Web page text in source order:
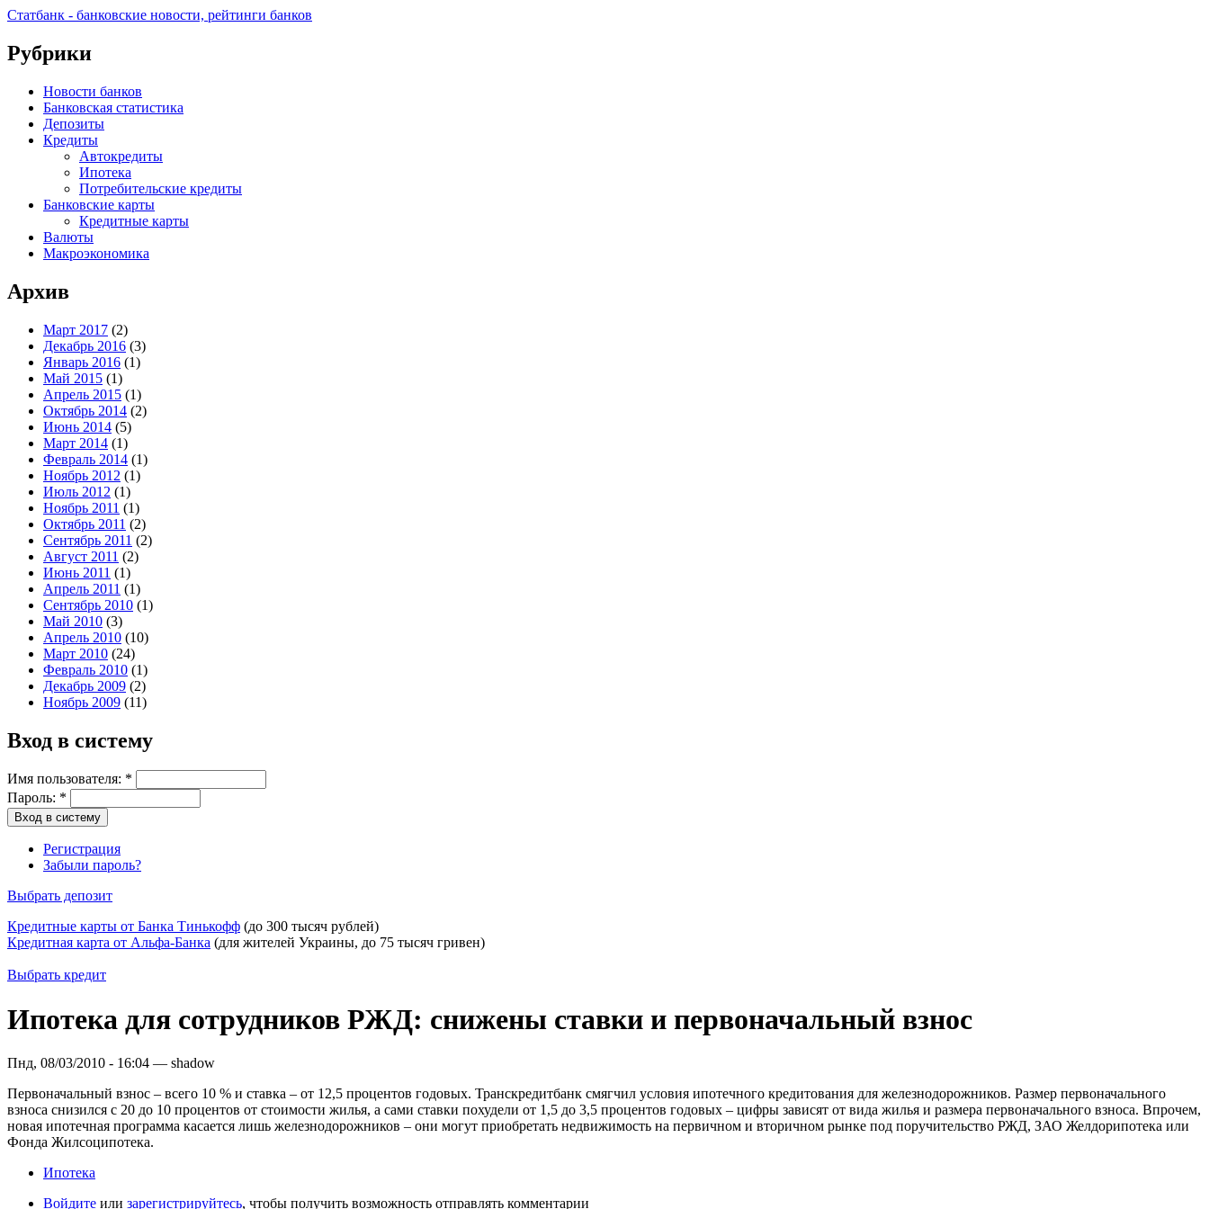
Статбанк - банковские новости, рейтинги банков
Рубрики
Новости банков
Банковская статистика
Депозиты
Кредиты
Автокредиты
Ипотека
Потребительские кредиты
Банковские карты
Кредитные карты
Валюты
Макроэкономика
Архив
Март 2017 (2)
Декабрь 2016 (3)
Январь 2016 (1)
Май 2015 (1)
Апрель 2015 (1)
Октябрь 2014 (2)
Июнь 2014 (5)
Март 2014 (1)
Февраль 2014 (1)
Ноябрь 2012 (1)
Июль 2012 (1)
Ноябрь 2011 (1)
Октябрь 2011 (2)
Сентябрь 2011 (2)
Август 2011 (2)
Июнь 2011 (1)
Апрель 2011 (1)
Сентябрь 2010 (1)
Май 2010 (3)
Апрель 2010 (10)
Март 2010 (24)
Февраль 2010 (1)
Декабрь 2009 (2)
Ноябрь 2009 (11)
Вход в систему
Имя пользователя: *
Пароль: *
Регистрация
Забыли пароль?
Выбрать депозит
Кредитные карты от Банка Тинькофф (до 300 тысяч рублей)
Кредитная карта от Альфа-Банка (для жителей Украины, до 75 тысяч гривен)
Выбрать кредит
Ипотека для сотрудников РЖД: снижены ставки и первоначальный взнос
Пнд, 08/03/2010 - 16:04 — shadow
Первоначальный взнос – всего 10 % и ставка – от 12,5 процентов годовых. Транскредитбанк смягчил условия ипотечного кредитования для железнодорожников. Размер первоначального
взноса снизился с 20 до 10 процентов от стоимости жилья, а сами ставки похудели от 1,5 до 3,5 процентов годовых – цифры зависят от вида жилья и размера первоначального взноса. Впрочем,
новая ипотечная программа касается лишь железнодорожников – они могут приобретать недвижимость на первичном и вторичном рынке под поручительство РЖД, ЗАО Желдорипотека или
Фонда Жилсоципотека.
Ипотека
Войдите или зарегистрируйтесь, чтобы получить возможность отправлять комментарии